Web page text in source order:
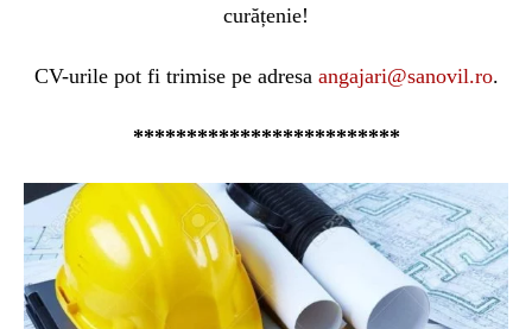
curățenie!
CV-urile pot fi trimise pe adresa angajari@sanovil.ro.
*************************